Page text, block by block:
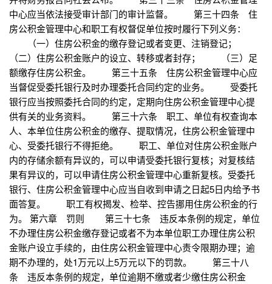
中心应当依法接受审计部门的审计监督。 第三十四条 住
房公积金管理中心和职工有权督促单位按时履行下列义务：
（一）住房公积金的缴存登记或者变更、注销登记；
（二）住房公积金账户的设立、转移或者封存； （三）足
额缴存住房公积金。 第三十五条 住房公积金管理中心应
当督促受委托银行及时办理委托合同约定的业务。 受委托
银行应当按照委托合同的约定，定期向住房公积金管理中心提
供有关的业务资料。 第三十六条 职工、单位有权查询本
人、本单位住房公积金的缴存、提取情况，住房公积金管理中
心、受委托银行不得拒绝。 职工、单位对住房公积金账户
内的存储余额有异议的，可以申请受委托银行复核；对复核结
果有异议的，可以申请住房公积金管理中心重新复核。受委托
银行、住房公积金管理中心应当自收到申请之日起5日内给予书
面答复。 职工有权揭发、检举、控告挪用住房公积金的行
为。 第六章 罚则 第三十七条 违反本条例的规定，单位
不办理住房公积金缴存登记或者不为本单位职工办理住房公积
金账户设立手续的，由住房公积金管理中心责令限期办理；逾
期不办理的，处1万元以上5万元以下的罚款。 第三十八
条 违反本条例的规定，单位逾期不缴或者少缴住房公积金